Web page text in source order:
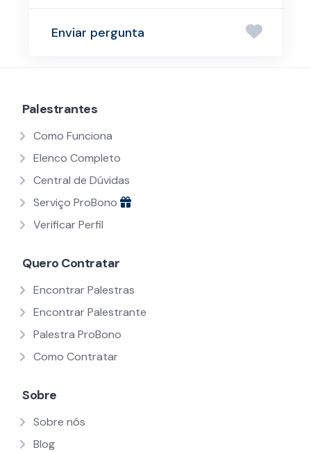
Enviar pergunta
Palestrantes
Como Funciona
Elenco Completo
Central de Dúvidas
Serviço ProBono
Verificar Perfil
Quero Contratar
Encontrar Palestras
Encontrar Palestrante
Palestra ProBono
Como Contratar
Sobre
Sobre nós
Blog